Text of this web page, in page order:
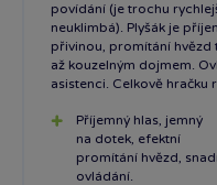
povídání (je trochu
neuklimbá). Plyšák je
přivinou, promítání hvězd
až kouzelným dojmem.
asistenci. Celkově hračku
Příjemný hlas, jemný
na dotek, efektní
promítání hvězd,
ovládání.